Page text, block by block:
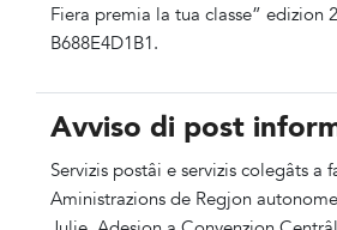
Fiera premia la tua classe” edizion
B688E4D1B1.
Avviso di post
Servizis postâi e servizis colegâts a
Aministrazions de Regjon